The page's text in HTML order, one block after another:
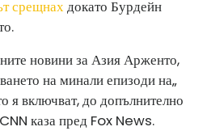
срещнахдокато Бурдейн
новини за Азия Арженто,
на минали епизоди на„
я включват, до допълнително
каза пред Fox News.